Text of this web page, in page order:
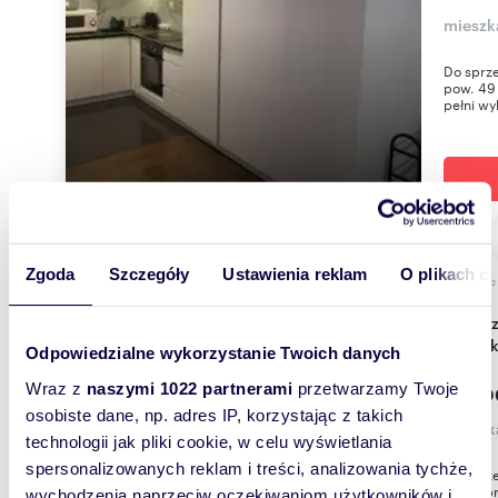
Zgoda Szczegóły Ustawienia reklam O plikach
Odpowiedzialne wykorzystanie Twoich danych
Wraz z naszymi 1022 partnerami przetwarzamy Twoje
osobiste dane, np. adres IP, korzystając z takich
technologii jak pliki cookie, w celu wyświetlania
spersonalizowanych reklam i treści, analizowania tychże,
Do
pow.
pełni
WYRÓŻNIONE 30 2
385
Do
Ząbek